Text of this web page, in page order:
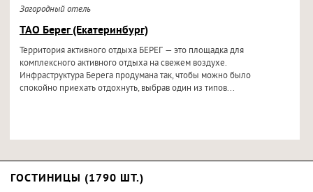
Загородный отель
ТАО Берег (Екатеринбург)
Территория активного отдыха БЕРЕГ — это площадка для
комплексного активного отдыха на свежем воздухе.
Инфраструктура Берега продумана так, чтобы можно было
спокойно приехать отдохнуть, выбрав один из типов...
ГОСТИНИЦЫ (1790 ШТ.)